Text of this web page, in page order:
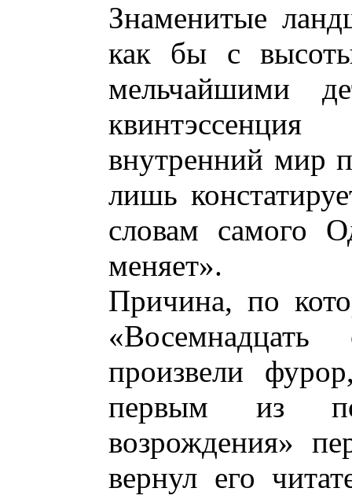
Знаменитые
как бы с
мельчайшими
внутренний мир
лишь
словам самого
меняет».
Причина, по
«Восемнадцать
произвели
первым из
возрождения»
вернул его